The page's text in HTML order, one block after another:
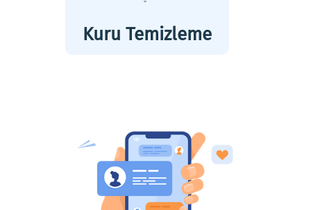
Kuru Temizleme